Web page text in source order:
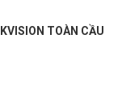
TOÀN CẦU